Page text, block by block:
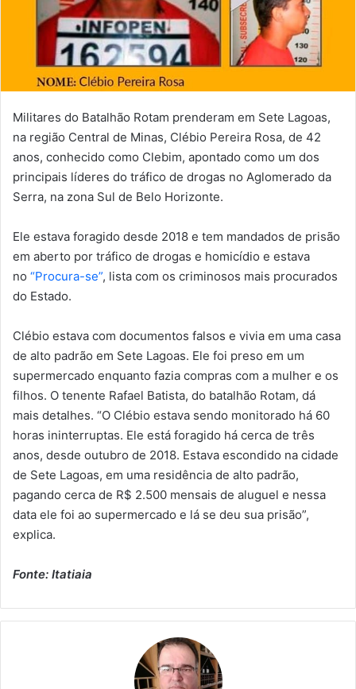
Militares do Batalhão Rotam prenderam em Sete Lagoas,
na região Central de Minas, Clébio Pereira Rosa, de 42
anos, conhecido como Clebim, apontado como um dos
principais líderes do tráfico de drogas no Aglomerado da
Serra, na zona Sul de Belo Horizonte.
Ele estava foragido desde 2018 e tem mandados de prisão
em aberto por tráfico de drogas e homicídio e estava
no “Procura-se”, lista com os criminosos mais procurados
do Estado.
Clébio estava com documentos falsos e vivia em uma casa
de alto padrão em Sete Lagoas. Ele foi preso em um
supermercado enquanto fazia compras com a mulher e os
filhos. O tenente Rafael Batista, do batalhão Rotam, dá
mais detalhes. “O Clébio estava sendo monitorado há 60
horas ininterruptas. Ele está foragido há cerca de três
anos, desde outubro de 2018. Estava escondido na cidade
de Sete Lagoas, em uma residência de alto padrão,
pagando cerca de R$ 2.500 mensais de aluguel e nessa
data ele foi ao supermercado e lá se deu sua prisão”,
explica.
Fonte: Itatiaia